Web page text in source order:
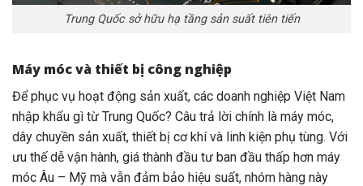
Trung Quốc sở hữu hạ tầng sản suất tiên tiến
Máy móc và thiết bị công nghiệp
Để phục vụ hoạt động sản xuất, các doanh nghiệp Việt Nam
nhập khẩu gì từ Trung Quốc? Câu trả lời chính là máy móc,
dây chuyền sản xuất, thiết bị cơ khí và linh kiện phụ tùng. Với
ưu thế dễ vận hành, giá thành đầu tư ban đầu thấp hơn máy
móc Âu – Mỹ mà vẫn đảm bảo hiệu suất, nhóm hàng này